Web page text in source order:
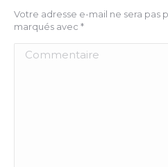
Votre adresse e-mail ne sera pas
marqués avec *
Commentaire